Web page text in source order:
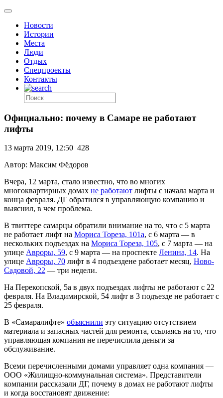
Новости
Истории
Места
Люди
Отдых
Спецпроекты
Контакты
Официально: почему в Самаре не работают
лифты
13 марта 2019, 12:50 428
Автор: Максим Фёдоров
Вчера, 12 марта, стало известно, что во многих
многоквартирных домах не работают лифты с начала марта и
конца февраля. ДГ обратился в управляющую компанию и
выяснил, в чем проблема.
В твиттере самарцы обратили внимание на то, что с 5 марта
не работает лифт на Мориса Тореза, 101а, с 6 марта — в
нескольких подъездах на Мориса Тореза, 105, с 7 марта — на
улице Авроры, 59, с 9 марта — на проспекте Ленина, 14. На
улице Авроры, 70 лифт в 4 подъездене работает месяц, Ново-
Садовой, 22 — три недели.
На Перекопской, 5а в двух подъездах лифты не работают с 22
февраля. На Владимирской, 54 лифт в 3 подъезде не работает с
25 февраля.
В «Самаралифте» объяснили эту ситуацию отсутствием
материала и запасных частей для ремонта, ссылаясь на то, что
управляющая компания не перечислила деньги за
обслуживание.
Всеми перечисленными домами управляет одна компания —
ООО «Жилищно-коммунальная система». Представители
компании рассказали ДГ, почему в домах не работают лифты
и когда восстановят движение: